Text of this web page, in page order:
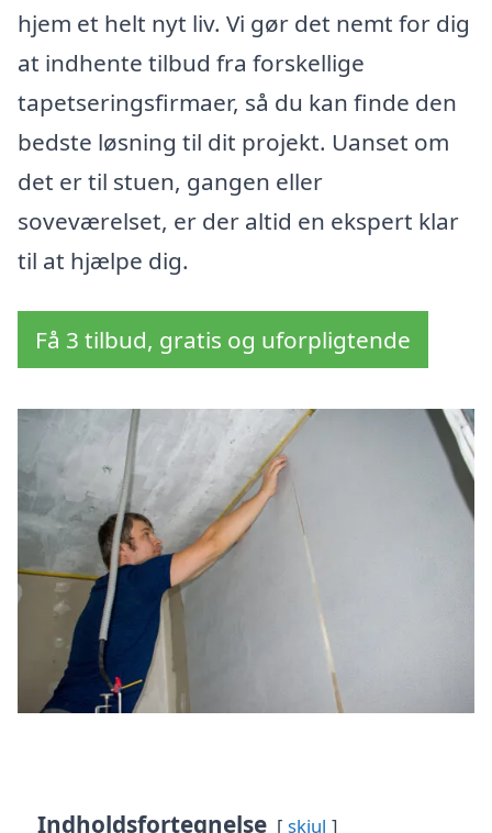
hjem et helt nyt liv. Vi gør det nemt for dig
at indhente tilbud fra forskellige
tapetseringsfirmaer, så du kan finde den
bedste løsning til dit projekt. Uanset om
det er til stuen, gangen eller
soveværelset, er der altid en ekspert klar
til at hjælpe dig.
Få 3 tilbud, gratis og uforpligtende
Indholdsfortegnelse skjul